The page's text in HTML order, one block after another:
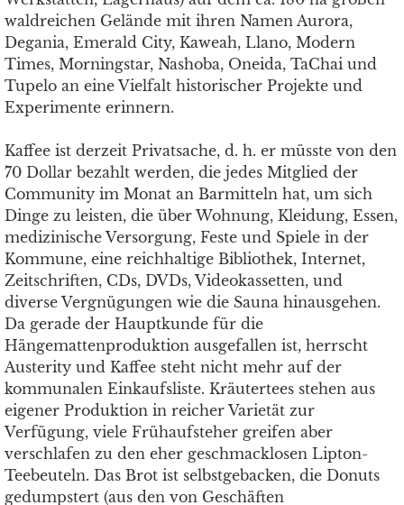
waldreichen Gelände mit ihren Namen Aurora,
Degania, Emerald City, Kaweah, Llano, Modern
Times, Morningstar, Nashoba, Oneida, TaChai und
Tupelo an eine Vielfalt historischer Projekte und
Experimente erinnern.
Kaffee ist derzeit Privatsache, d. h. er müsste von den
70 Dollar bezahlt werden, die jedes Mitglied der
Community im Monat an Barmitteln hat, um sich
Dinge zu leisten, die über Wohnung, Kleidung, Essen,
medizinische Versorgung, Feste und Spiele in der
Kommune, eine reichhaltige Bibliothek, Internet,
Zeitschriften, CDs, DVDs, Videokassetten, und
diverse Vergnügungen wie die Sauna hinausgehen.
Da gerade der Hauptkunde für die
Hängemattenproduktion ausgefallen ist, herrscht
Austerity und Kaffee steht nicht mehr auf der
kommunalen Einkaufsliste. Kräutertees stehen aus
eigener Produktion in reicher Varietät zur
Verfügung, viele Frühaufsteher greifen aber
verschlafen zu den eher geschmacklosen Lipton-
Teebeuteln. Das Brot ist selbstgebacken, die Donuts
gedumpstert (aus den von Geschäften